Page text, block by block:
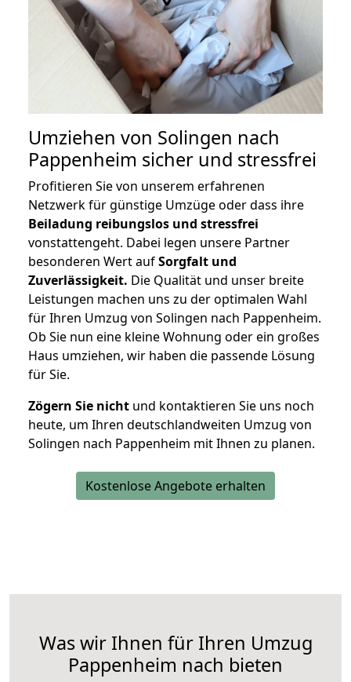
Umziehen von Solingen nach
Pappenheim sicher und stressfrei
Profitieren Sie von unserem erfahrenen
Netzwerk für günstige Umzüge oder dass ihre
Beiladung reibungslos und stressfrei
vonstattengeht. Dabei legen unsere Partner
besonderen Wert aufSorgfalt und
Zuverlässigkeit. Die Qualität und unser breite
Leistungen machen uns zu der optimalen Wahl
für Ihren Umzug von Solingen nach Pappenheim.
Ob Sie nun eine kleine Wohnung oder ein großes
Haus umziehen, wir haben die passende Lösung
für Sie.
Zögern Sie nicht und kontaktieren Sie uns noch
heute, um Ihren deutschlandweiten Umzug von
Solingen nach Pappenheim mit Ihnen zu planen.
Kostenlose Angebote erhalten
Was wir Ihnen für Ihren Umzug
Pappenheim nach bieten